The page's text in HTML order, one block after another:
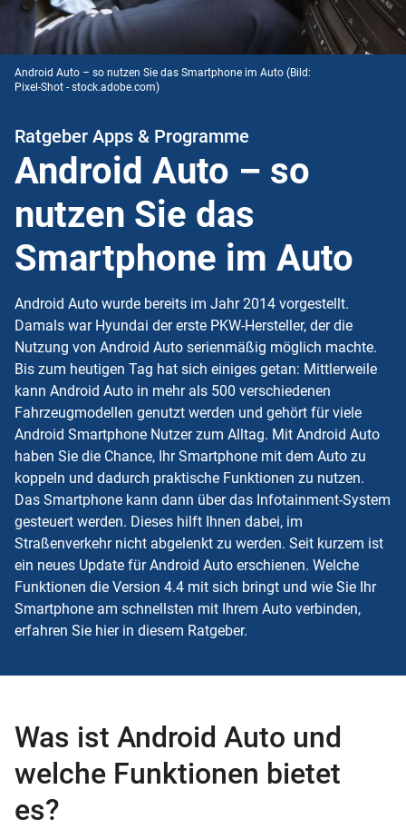
Android Auto – so nutzen Sie das Smartphone im Auto (Bild:
Pixel-Shot - stock.adobe.com)
Ratgeber Apps & Programme
Android Auto – so
nutzen Sie das
Smartphone im Auto
Android Auto wurde bereits im Jahr 2014 vorgestellt.
Damals war Hyundai der erste PKW-Hersteller, der die
Nutzung von Android Auto serienmäßig möglich machte.
Bis zum heutigen Tag hat sich einiges getan: Mittlerweile
kann Android Auto in mehr als 500 verschiedenen
Fahrzeugmodellen genutzt werden und gehört für viele
Android Smartphone Nutzer zum Alltag. Mit Android Auto
haben Sie die Chance, Ihr Smartphone mit dem Auto zu
koppeln und dadurch praktische Funktionen zu nutzen.
Das Smartphone kann dann über das Infotainment-System
gesteuert werden. Dieses hilft Ihnen dabei, im
Straßenverkehr nicht abgelenkt zu werden. Seit kurzem ist
ein neues Update für Android Auto erschienen. Welche
Funktionen die Version 4.4 mit sich bringt und wie Sie Ihr
Smartphone am schnellsten mit Ihrem Auto verbinden,
erfahren Sie hier in diesem Ratgeber.
Was ist Android Auto und
welche Funktionen bietet
es?